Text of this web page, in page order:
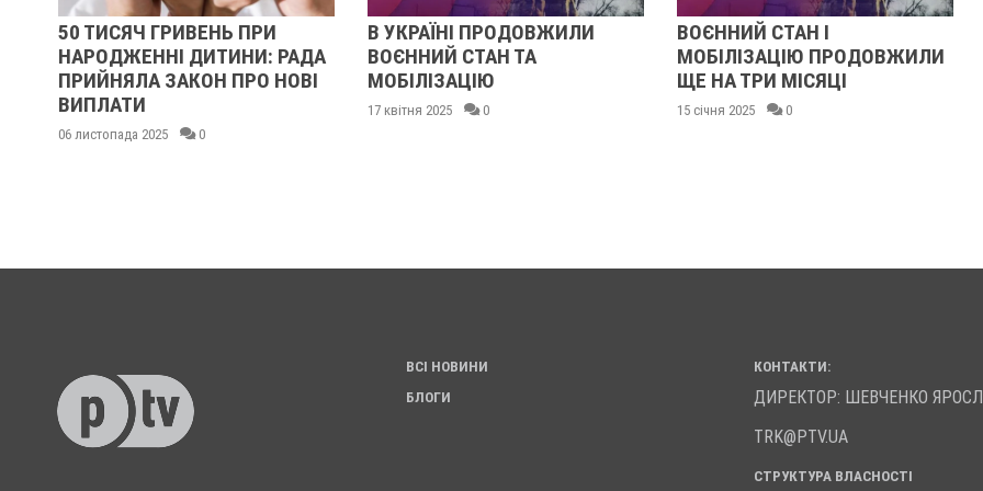
ТИСЯЧ ГРИВЕНЬ ПРИ
ДИТИНИ: РАДА
ЗАКОН ПРО НОВІ
листопада 2025 0
В УКРАЇНІ ПРОДОВЖИЛИ
ВОЄННИЙ СТАН ТА
МОБІЛІЗАЦІЮ
17 квітня 2025 0
ВОЄННИЙ СТАН І
МОБІЛІЗАЦІЮ ПРОДОВЖИЛИ
ЩЕ НА ТРИ МІСЯЦІ
15 січня 2025 0
07
ВСІ НОВИНИ
БЛОГИ
КОНТАКТИ:
ДИРЕКТОР: ШЕВЧЕНКО
TRK@PTV.UA
СТРУКТУРА ВЛАСНОСТІ